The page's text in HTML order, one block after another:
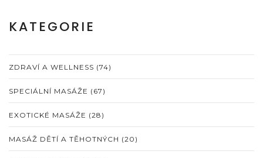
KATEGORIE
ZDRAVÍ A WELLNESS (74)
SPECIÁLNÍ MASÁŽE (67)
EXOTICKÉ MASÁŽE (28)
MASÁŽ DĚTÍ A TĚHOTNÝCH (20)